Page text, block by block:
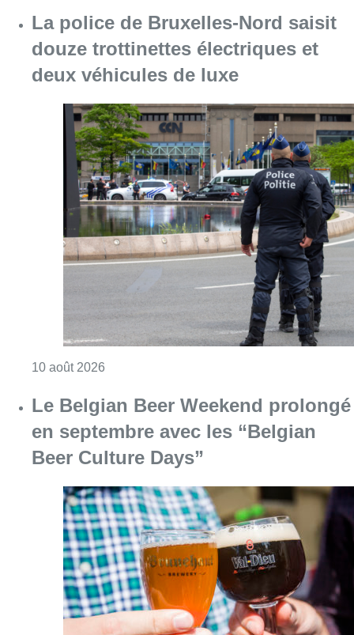
La police de Bruxelles-Nord saisit
douze trottinettes électriques et
deux véhicules de luxe
10 août 2026
Le Belgian Beer Weekend prolongé
en septembre avec les “Belgian
Beer Culture Days”